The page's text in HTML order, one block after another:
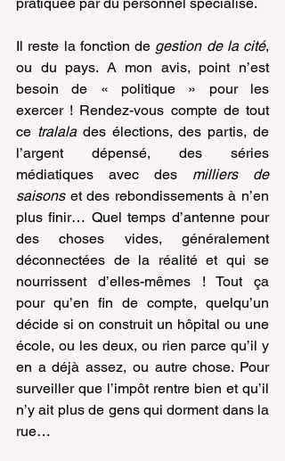
Il reste la fonction de gestion de la cité,
ou du pays. A mon avis, point n’est
besoin de « politique » pour les
exercer ! Rendez-vous compte de tout
ce tralala des élections, des partis, de
l’argent dépensé, des séries
médiatiques avec des milliers de
saisons et des rebondissements à n’en
plus finir… Quel temps d’antenne pour
des choses vides, généralement
déconnectées de la réalité et qui se
nourrissent d’elles-mêmes ! Tout ça
pour qu’en fin de compte, quelqu’un
décide si on construit un hôpital ou une
école, ou les deux, ou rien parce qu’il y
en a déjà assez, ou autre chose. Pour
surveiller que l’impôt rentre bien et qu’il
n’y ait plus de gens qui dorment dans la
rue…